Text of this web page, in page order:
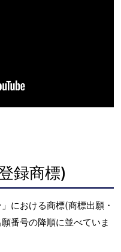
録商標)
における商標(商標出願・
番号の降順に並べていま